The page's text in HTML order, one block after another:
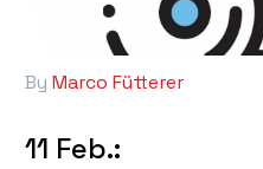
By Marco Fütterer
11 Feb.: